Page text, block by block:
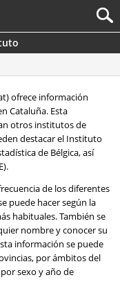
ofrece información
Cataluña. Esta
otros institutos de
destacar el Instituto
de Bélgica, así
de los diferentes
puede hacer según la
habituales. También se
nombre y conocer su
información se puede
por ámbitos del
sexo y año de